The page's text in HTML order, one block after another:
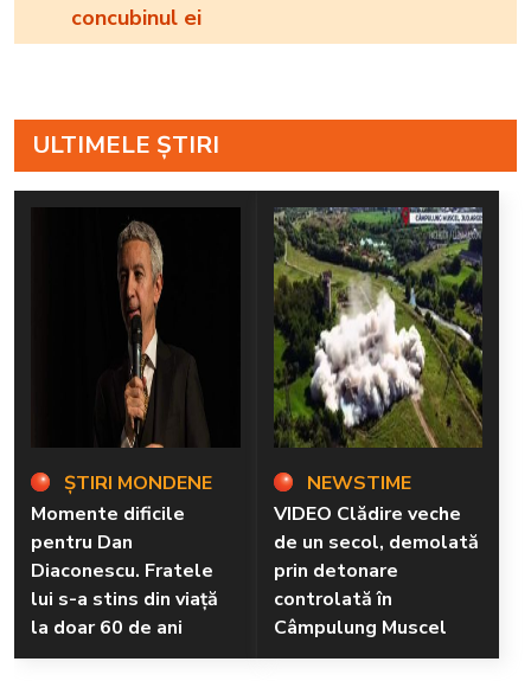
concubinul ei
ULTIMELE ȘTIRI
ȘTIRI MONDENE
Momente dificile
pentru Dan
Diaconescu. Fratele
lui s-a stins din viață
la doar 60 de ani
NEWSTIME
VIDEO Clădire veche
de un secol, demolată
prin detonare
controlată în
Câmpulung Muscel